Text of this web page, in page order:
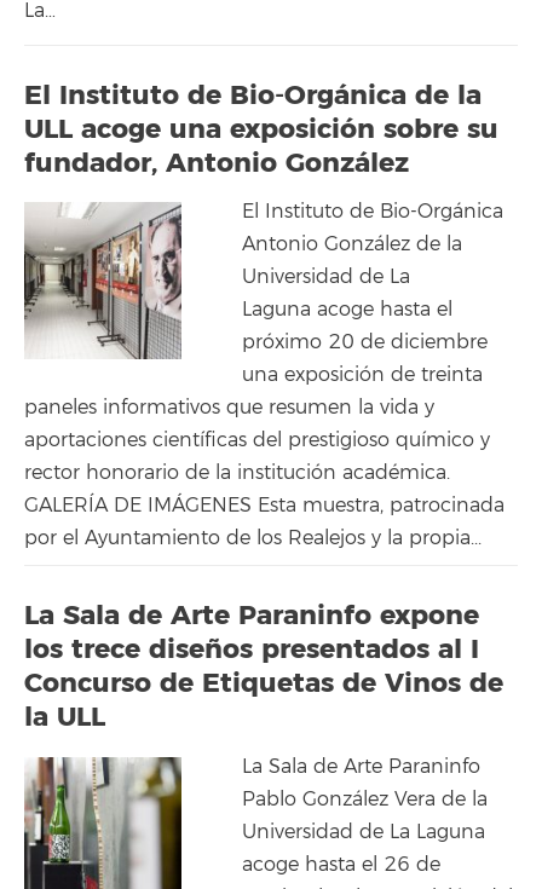
La…
El Instituto de Bio-Orgánica de la
ULL acoge una exposición sobre su
fundador, Antonio González
El Instituto de Bio-Orgánica
Antonio González de la
Universidad de La
Laguna acoge hasta el
próximo 20 de diciembre
una exposición de treinta
paneles informativos que resumen la vida y
aportaciones científicas del prestigioso químico y
rector honorario de la institución académica.
GALERÍA DE IMÁGENES Esta muestra, patrocinada
por el Ayuntamiento de los Realejos y la propia...
La Sala de Arte Paraninfo expone
los trece diseños presentados al I
Concurso de Etiquetas de Vinos de
la ULL
La Sala de Arte Paraninfo
Pablo González Vera de la
Universidad de La Laguna
acoge hasta el 26 de